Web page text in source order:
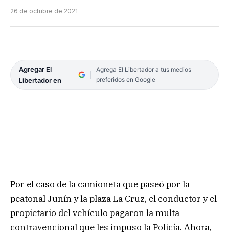
26 de octubre de 2021
Agregar El
Libertador en
Agrega El Libertador a tus medios
preferidos en Google
Por el caso de la camioneta que paseó por la
peatonal Junín y la plaza La Cruz, el conductor y el
propietario del vehículo pagaron la multa
contravencional que les impuso la Policía. Ahora,